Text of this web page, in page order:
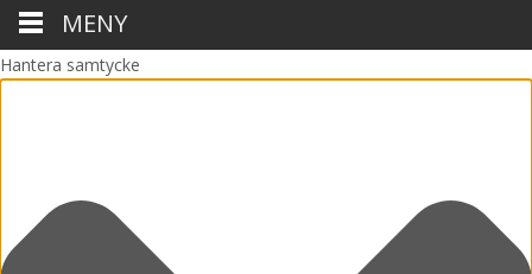
Hantera samtycke
MENY